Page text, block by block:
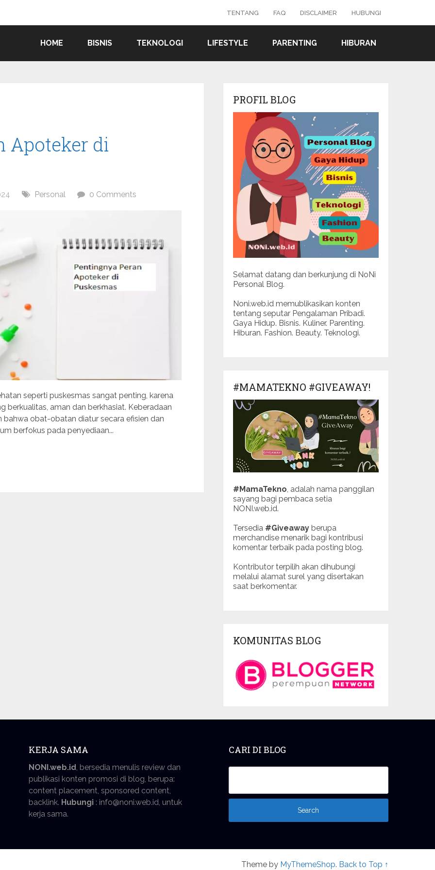
TENTANG FAQ DISCLAIMER HUBUNGI
HOME BISNIS TEKNOLOGI LIFESTYLE PARENTING HIBURAN
Apoteker di
Personal 0 Comments
seperti puskesmas sangat penting, karena
berkualitas, aman dan berkhasiat. Keberadaan
obat-obatan diatur secara efisien dan
berfokus pada penyediaan...
PROFIL BLOG
Selamat datang dan berkunjung di NoNi
Personal Blog.
Noni.web.id memublikasikan konten
tentang seputar Pengalaman Pribadi.
Gaya Hidup. Bisnis. Kuliner. Parenting.
Hiburan. Fashion. Beauty. Teknologi.
#MAMATEKNO #GIVEAWAY!
#MamaTekno , adalah nama panggilan
sayang bagi pembaca setia
NONI.web.id.
Tersedia #Giveaway berupa
merchandise menarik bagi kontribusi
komentar terbaik pada posting blog.
Kontributor terpilih akan dihubungi
melalui alamat surel yang disertakan
saat berkomentar.
KOMUNITAS BLOG
KERJA SAMA
NONI.web.id, bersedia menulis review dan
publikasi konten promosi di blog, berupa:
content placement, sponsored content,
backlink. Hubungi : info@noni.web.id, untuk
kerja sama.
CARI DI BLOG
Theme by MyThemeShop. Back to Top ↑